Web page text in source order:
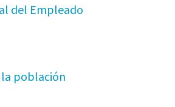
del Empleado
la población